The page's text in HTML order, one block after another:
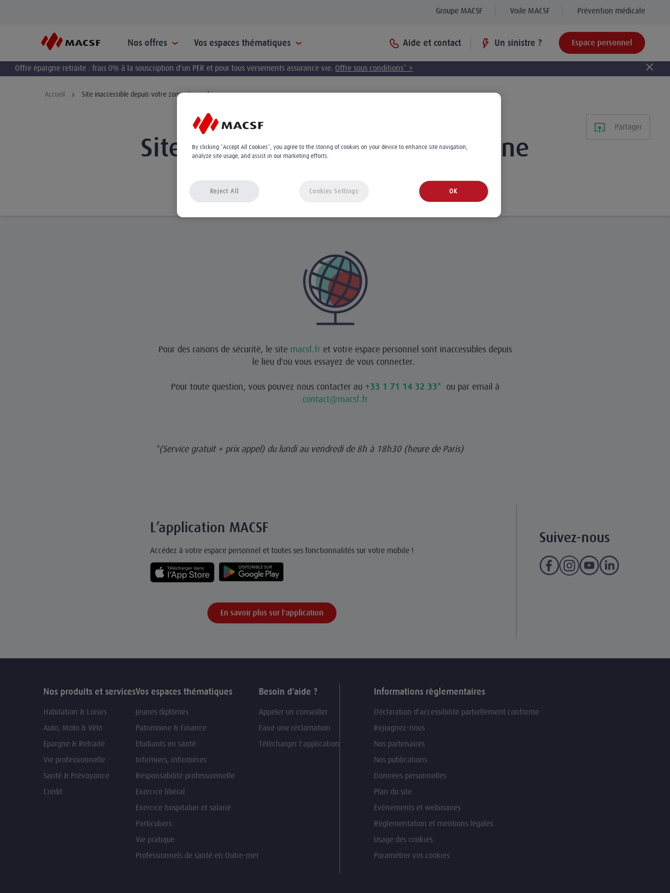
Groupe MACSF Voile MACSF Prévention médicale
Nos offres Vos espaces thématiques Aide et contact Un sinistre ? Espace personnel
Offre épargne retraite : frais 0% à la souscription d'un PER et pour tous versements assurance vie. Offre sous conditions* >
Accueil Site inaccessible depuis votre zone géographique
Site inaccessible depuis votre zone
géographique
Partager
Pour des raisons de sécurité, le site macsf.fret votre espace personnel sont inaccessibles depuis
le lieu d'où vous essayez de vous connecter.
Pour toute question, vous pouvez nous contacter au +33 1 71 14 32 33* ou par email à
contact@macsf.fr
*(Service gratuit + prix appel) du lundi au vendredi de 8h à 18h30 (heure de Paris)
L’application MACSF
Accédez à votre espace personnel et toutes ses fonctionnalités sur votre mobile !
En savoir plus sur l'application
Suivez-nous
Nos produits et services
Habitation & Loisirs
Auto, Moto & Vélo
Epargne & Retraite
Vie professionnelle
Santé & Prévoyance
Crédit
Vos espaces thématiques
Jeunes diplômés
Patrimoine & Finance
Etudiants en santé
Infirmiers, infirmières
Responsabilité professionnelle
Exercice libéral
Exercice hospitalier et salarié
Particuliers
Vie pratique
Professionnels de santé en Outre-mer
Besoin d'aide ?
Appeler un conseiller
Faire une réclamation
Télécharger l'application
Informations règlementaires
Déclaration d'accessibilité partiellement conforme
Rejoignez-nous
Nos partenaires
Nos publications
Données personnelles
Plan du site
Evénements et webinaires
Réglementation et mentions légales
Usage des cookies
Paramétrer vos cookies
By clicking “Accept All Cookies”, you agree to the storing of cookies on your device to enhance site navigation,
analyze site usage, and assist in our marketing efforts.
Reject All OK
Cookies Settings